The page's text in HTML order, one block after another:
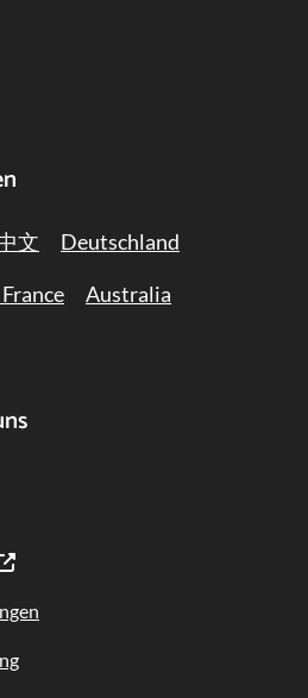
文
Deutschland
France
Australia